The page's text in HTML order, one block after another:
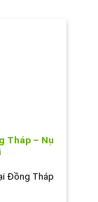
Tháp – Nụ
Đồng Tháp